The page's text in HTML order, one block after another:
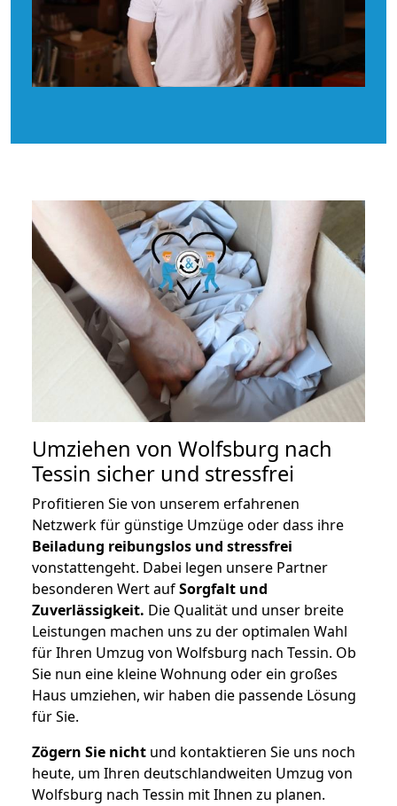
Umziehen von Wolfsburg nach
Tessin sicher und stressfrei
Profitieren Sie von unserem erfahrenen
Netzwerk für günstige Umzüge oder dass ihre
Beiladung reibungslos und stressfrei
vonstattengeht. Dabei legen unsere Partner
besonderen Wert aufSorgfalt und
Zuverlässigkeit. Die Qualität und unser breite
Leistungen machen uns zu der optimalen Wahl
für Ihren Umzug von Wolfsburg nach Tessin. Ob
Sie nun eine kleine Wohnung oder ein großes
Haus umziehen, wir haben die passende Lösung
für Sie.
Zögern Sie nicht und kontaktieren Sie uns noch
heute, um Ihren deutschlandweiten Umzug von
Wolfsburg nach Tessin mit Ihnen zu planen.